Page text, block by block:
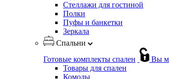
Стеллажи для гостиной
Полки
Пуфы и банкетки
Зеркала
Спальни
Готовые комплекты спален
Вы
Товары для спален
Комоды